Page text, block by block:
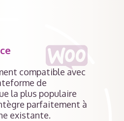
compatible avec
de
la plus populaire
parfaitement à
existante.